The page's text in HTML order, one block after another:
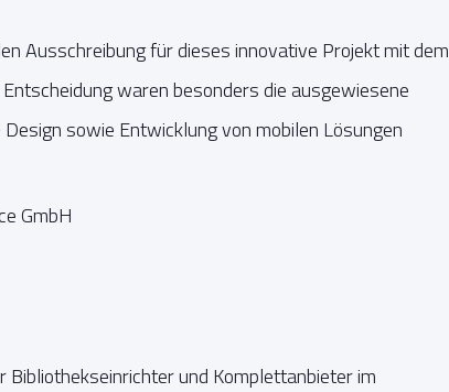
Ausschreibung für dieses innovative Projekt mit dem
waren besonders die ausgewiesene
sowie Entwicklung von mobilen Lösungen
GmbH
und Komplettanbieter im